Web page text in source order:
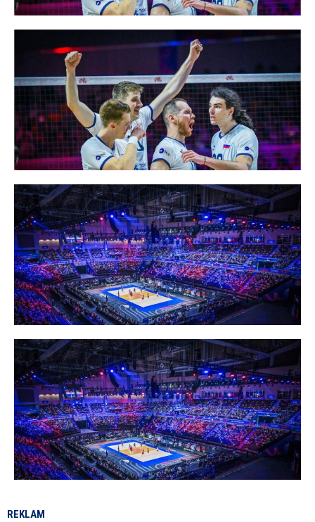
REKLAM